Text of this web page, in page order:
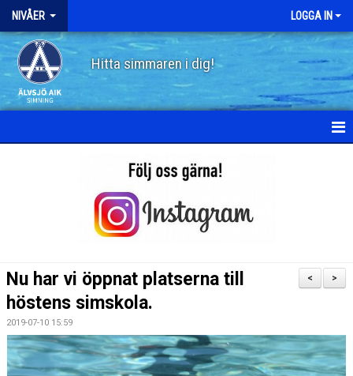
NIVÅER LOGGA IN
Hitta simmaren i dig!
HAJEN
DELFINEN
NÄR DU ÄR KLAR MED SIMSKOLAN
>
<
Nu har vi öppnat platserna till
höstens simskola.
2019-07-10 15:59